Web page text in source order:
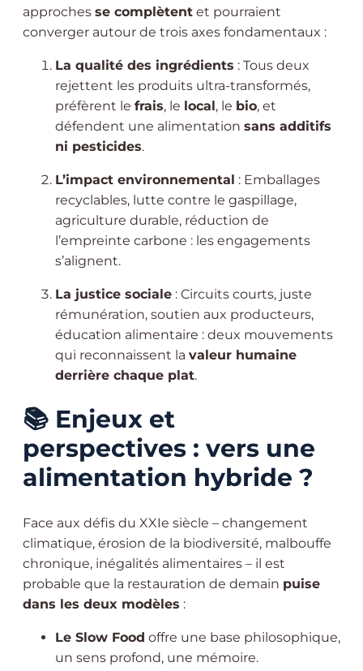
approches se complètent et pourraient
converger autour de trois axes fondamentaux :
La qualité des ingrédients : Tous deux
rejettent les produits ultra-transformés,
préfèrent le frais, le local, le bio, et
défendent une alimentation sans additifs
ni pesticides.
L’impact environnemental : Emballages
recyclables, lutte contre le gaspillage,
agriculture durable, réduction de
l’empreinte carbone : les engagements
s’alignent.
La justice sociale : Circuits courts, juste
rémunération, soutien aux producteurs,
éducation alimentaire : deux mouvements
qui reconnaissent la valeur humaine
derrière chaque plat.
📚 Enjeux et
perspectives : vers une
alimentation hybride ?
Face aux défis du XXIe siècle – changement
climatique, érosion de la biodiversité, malbouffe
chronique, inégalités alimentaires – il est
probable que la restauration de demain puise
dans les deux modèles :
Le Slow Food offre une base philosophique,
un sens profond, une mémoire.